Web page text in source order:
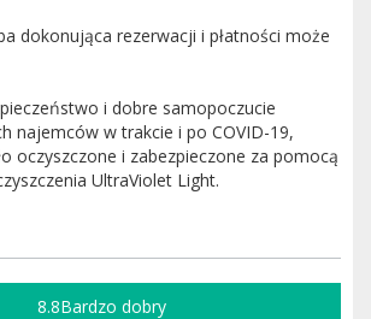
dokonująca rezerwacji i płatności może
i dobre samopoczucie
najemców w trakcie i po COVID-19,
oczyszczone i zabezpieczone za pomocą
UltraViolet Light.
8.8Bardzo dobry